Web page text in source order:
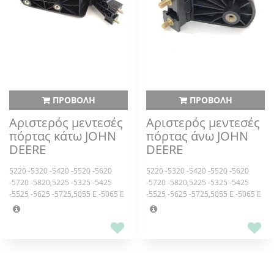
ΠΡΟΒΟΛΗ
Αριστερός μεντεσές
πόρτας κάτω JOHN
DEERE
5220 -5320 -5420 -5520 -5620
-5720 -5820,5225 -5325 -5425
-5525 -5625 -5725,5055 E -5065 E
-5075 E -5085 E -5095 E,5070 M
-5095 M -5095 MH -5100 M -5100
ΠΡΟΒΟΛΗ
Αριστερός μεντεσές
πόρτας άνω JOHN
DEERE
5220 -5320 -5420 -5520 -5620
-5720 -5820,5225 -5325 -5425
-5525 -5625 -5725,5055 E -5065 E
-5075 E -5085 E -5095 E,5070 M
-5095 M -5095 MH -5100 M -5100